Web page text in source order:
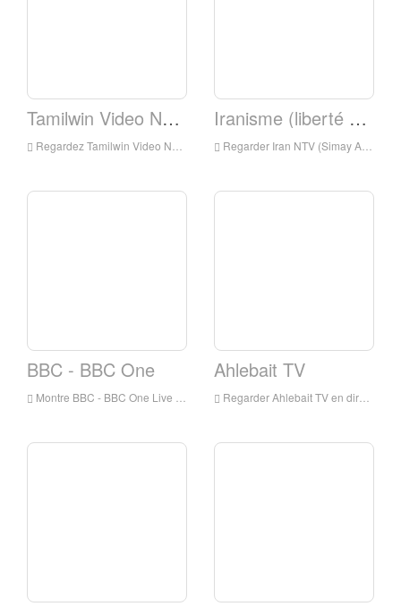
Tamilwin Video News
Regardez Tamilwin Video News Live Online, Tamilwin Video News HD Streaming en direct, Tamilwin Video News Montre Télévision en direct de l'Angleterre
Iranisme (liberté de temps)
Regarder Iran NTV (Simay Azadi) en direct en ligne, iranntv (Simay Azadi) HD Streaming en direct, iranntv (Simay Azadi) Regarder la télévision en direct de l'Angleterre
BBC - BBC One
Montre BBC - BBC One Live Online, BBC - BBC One HD Streaming en direct, BBC - BBC une montre en direct TV de l'Angleterre
Ahlebait TV
Regarder Ahlebait TV en direct en ligne, Ahlebait TV HD Streaming en direct, Ahlebait TV Watch Live TV de l'Angleterre